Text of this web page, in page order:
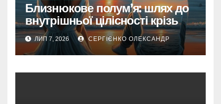
Близнюкове полум’я: шлях до
внутрішньої цілісності крізь
дзеркало душі
ЛИП 7, 2026 СЕРГІЄНКО ОЛЕКСАНДР